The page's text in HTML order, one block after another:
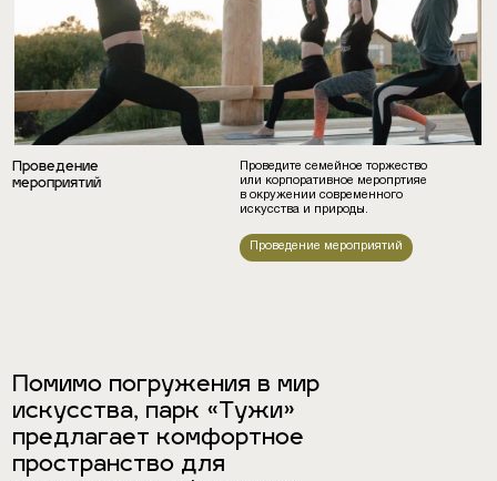
Проведите семейное торжество
или корпоративное меропртияе
в окружении современного
искусства и природы.
Проведение
мероприятий
Проведение мероприятий
Помимо погружения в мир
искусства, парк «Тужи»
предлагает комфортное
пространство для